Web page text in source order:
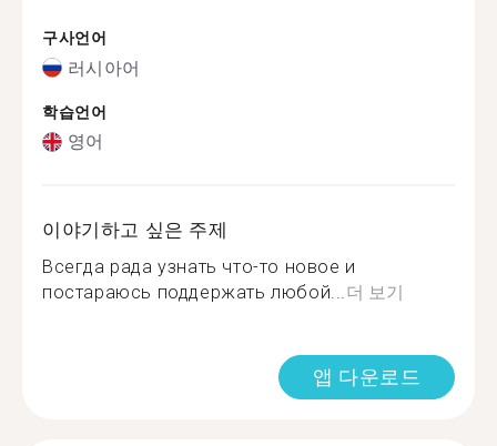
구사언어
러시아어
학습언어
영어
이야기하고 싶은 주제
Всегда рада узнать что-то новое и
постараюсь поддержать любой...더 보기
앱 다운로드